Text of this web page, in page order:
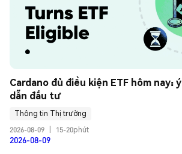
Cardano đủ điều kiện ETF hôm nay:
dẫn đầu tư
Thông tin Thị trường
2026-08-09
15-20phút
2026-08-09